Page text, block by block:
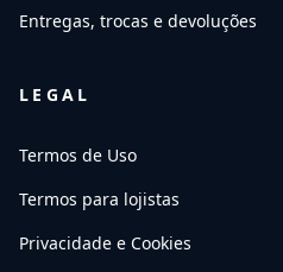
Entregas, trocas e devoluções
LEGAL
Termos de Uso
Termos para lojistas
Privacidade e Cookies